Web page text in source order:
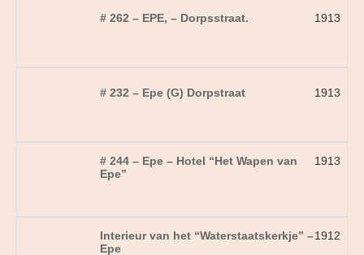
# 262 – EPE, – Dorpsstraat. 1913
# 232 – Epe (G) Dorpstraat 1913
# 244 – Epe – Hotel “Het Wapen van
Epe”
1913
Interieur van het “Waterstaatskerkje” –
Epe
1912